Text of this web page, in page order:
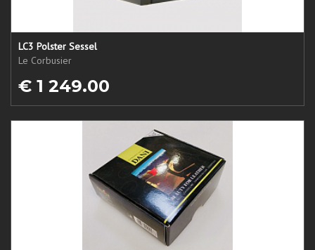
LC3 Polster Sessel
Le Corbusier
€ 1 249.00